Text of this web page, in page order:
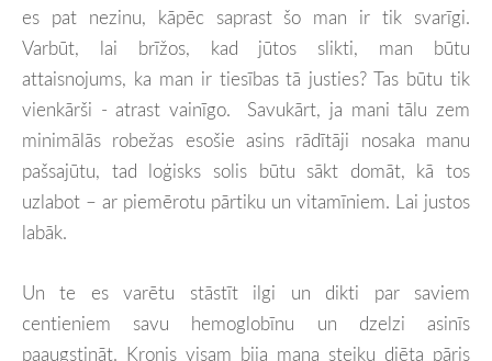
es pat nezinu, kāpēc saprast šo man ir tik svarīgi.
Varbūt, lai brīžos, kad jūtos slikti, man būtu
attaisnojums, ka man ir tiesības tā justies? Tas būtu tik
vienkārši - atrast vainīgo. Savukārt, ja mani tālu zem
minimālās robežas esošie asins rādītāji nosaka manu
pašsajūtu, tad loģisks solis būtu sākt domāt, kā tos
uzlabot – ar piemērotu pārtiku un vitamīniem. Lai justos
labāk.
Un te es varētu stāstīt ilgi un dikti par saviem
centieniem savu hemoglobīnu un dzelzi asinīs
paaugstināt. Kronis visam bija mana steiku diēta pāris